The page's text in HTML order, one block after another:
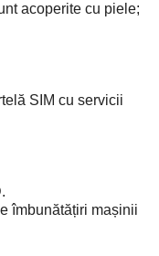
acoperite cu piele;
SIM cu servicii
îmbunătățiri mașinii